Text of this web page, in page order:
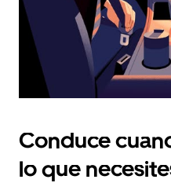
calendario.
Conduce
lo que